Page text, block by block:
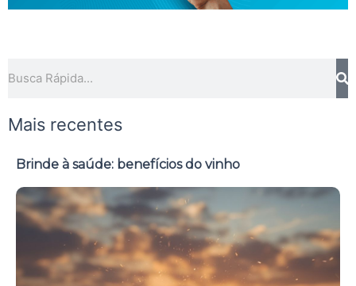
Mais recentes
Brinde à saúde: benefícios do vinho